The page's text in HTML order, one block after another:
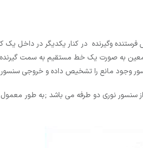
فرستنده وگیرنده در کنار یکدیگر در
معین به صورت یک خط مستقیم به سمت
وجود مانع را تشخیص داده و خروجی